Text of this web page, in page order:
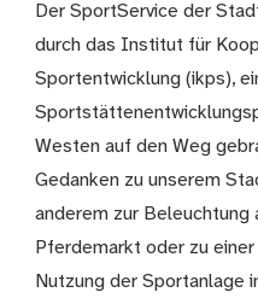
Der SportService der
durch das Institut für
Sportentwicklung (ikps),
Westen auf den Weg
Gedanken zu unserem
anderem zur Beleuchtung
Pferdemarkt oder zu
Nutzung der Sportanlage